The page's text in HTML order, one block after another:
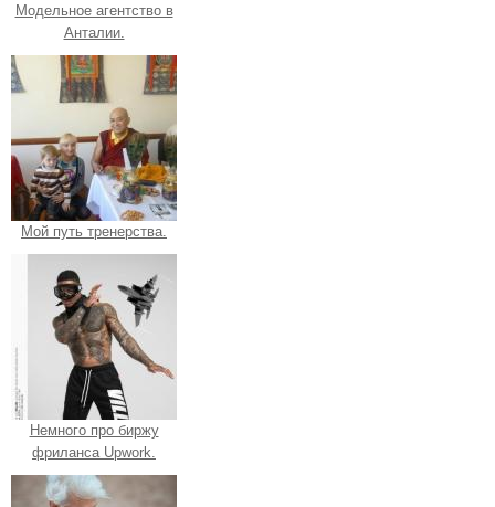
Модельное агентство в
Анталии.
Мой путь тренерства.
Немного про биржу
фриланса Upwork.